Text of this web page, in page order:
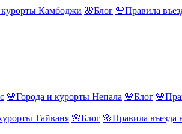
курорты Камбоджи 🌸Блог 🌸Правила
🌸Города и курорты Непала 🌸Блог
Тайваня 🌸Блог 🌸Правила въезда